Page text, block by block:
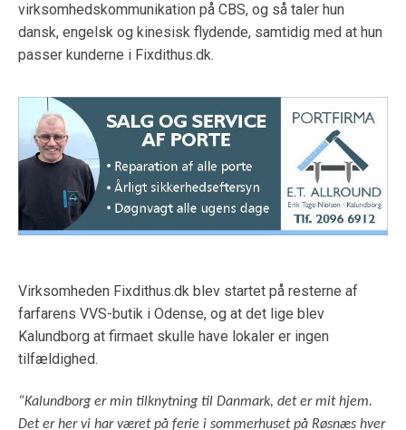
virksomhedskommunikation på CBS, og så taler hun
dansk, engelsk og kinesisk flydende, samtidig med at hun
passer kunderne i Fixdithus.dk.
Virksomheden Fixdithus.dk blev startet på resterne af
farfarens VVS-butik i Odense, og at det lige blev
Kalundborg at firmaet skulle have lokaler er ingen
tilfældighed.
“Kalundborg er min tilknytning til Danmark, det er mit hjem.
Det er her vi har været på ferie i sommerhuset på Røsnæs hver